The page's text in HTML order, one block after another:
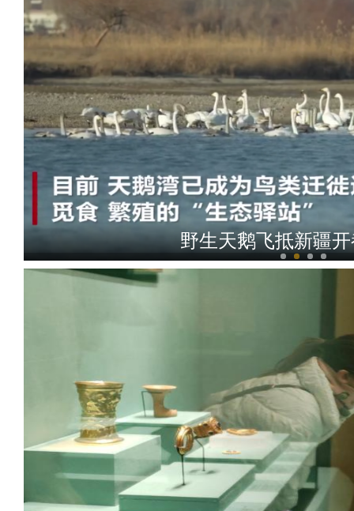
野生天鹅飞抵新疆